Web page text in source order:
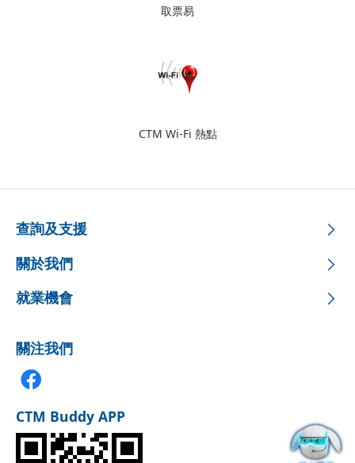
取票易
CTM Wi-Fi 熱點
查詢及支援
關於我們
就業機會
關注我們
CTM Buddy APP